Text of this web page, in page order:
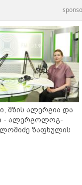
მზის ალერგია და
- ალერგოლოგ-
ზაფხულის